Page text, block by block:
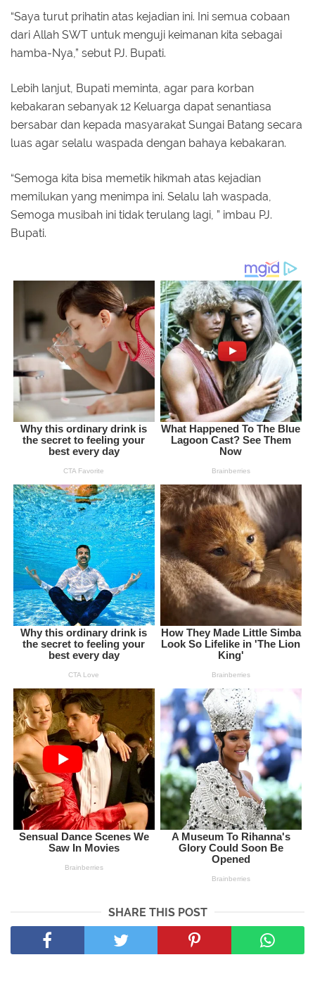
“Saya turut prihatin atas kejadian ini. Ini semua cobaan
dari Allah SWT untuk menguji keimanan kita sebagai
hamba-Nya,” sebut PJ. Bupati.
Lebih lanjut, Bupati meminta, agar para korban
kebakaran sebanyak 12 Keluarga dapat senantiasa
bersabar dan kepada masyarakat Sungai Batang secara
luas agar selalu waspada dengan bahaya kebakaran.
“Semoga kita bisa memetik hikmah atas kejadian
memilukan yang menimpa ini. Selalu lah waspada,
Semoga musibah ini tidak terulang lagi, ” imbau PJ.
Bupati.
SHARE THIS POST